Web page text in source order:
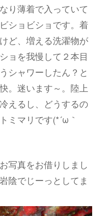
り薄着で入っていて
ショビショです。着
ど、増える洗濯物が
ョを我慢して２本目
シャワーしたん？と
。迷います～。陸上
えるし、どうするの
ミマリです(*´ω｀
写真をお借りしまし
陰でじーっとしてま